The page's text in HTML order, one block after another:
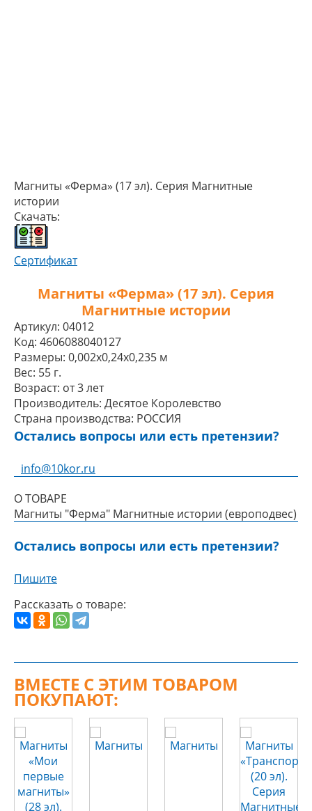
Магниты «Ферма» (17 эл). Серия Магнитные
истории
Скачать:
Сертификат
Магниты «Ферма» (17 эл). Серия
Магнитные истории
Артикул: 04012
Код: 4606088040127
Размеры: 0,002x0,24x0,235 м
Вес: 55 г.
Возраст: от 3 лет
Производитель: Десятое Королевство
Страна производства: РОССИЯ
Остались вопросы или есть претензии?
info@10kor.ru
О ТОВАРЕ
Магниты "Ферма" Магнитные истории (европодвес)
Остались вопросы или есть претензии?
Пишите
Рассказать о товаре:
ВМЕСТЕ С ЭТИМ ТОВАРОМ
ПОКУПАЮТ: